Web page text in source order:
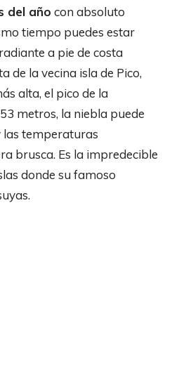
del año con absoluto
tiempo puedes estar
a pie de costa
de la vecina isla de Pico,
alta, el pico de la
metros, la niebla puede
las temperaturas
brusca. Es la impredecible
donde su famoso